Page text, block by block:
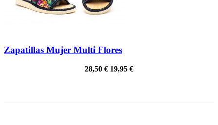
Zapatillas Mujer Multi Flores
28,50 € 19,95 €